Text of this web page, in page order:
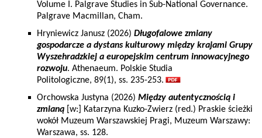
Volume I. Palgrave Studies in Sub-National Governance.
Palgrave Macmillan, Cham.
Hryniewicz Janusz (2026) Długofalowe zmiany
gospodarcze a dystans kulturowy między krajami Grupy
Wyszehradzkiej a europejskim centrum innowacyjnego
rozwoju. Athenaeum. Polskie Studia
Politologiczne, 89(1), ss. 235-253.
Orchowska Justyna (2026) Między autentycznością i
zmianą [w:] Katarzyna Kuzko-Zwierz (red.) Praskie ścieżki
wokół Muzeum Warszawskiej Pragi, Muzeum Warszawy:
Warszawa, ss. 128.